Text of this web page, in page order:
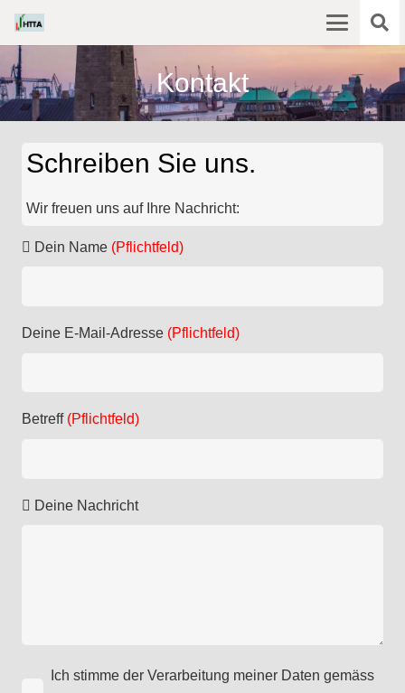
Kontakt
Schreiben Sie uns.
Wir freuen uns auf Ihre Nachricht:
Dein Name (Pflichtfeld)
Deine E-Mail-Adresse (Pflichtfeld)
Betreff (Pflichtfeld)
Deine Nachricht
Ich stimme der Verarbeitung meiner Daten gemäss